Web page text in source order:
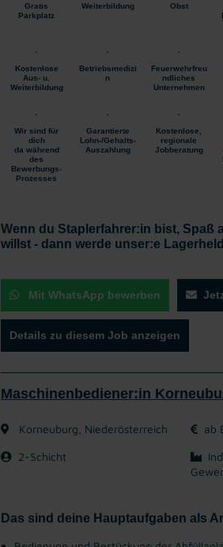
Gratis
Parkplatz
Weiterbildung Obst
Kostenlose
Aus- u.
Weiterbildung
Betriebsmedizi
n
Feuerwehrfreu
ndliches
Unternehmen
Wir sind für
dich
da während
des
Bewerbungs-
Prozesses
Garantierte
Lohn-/Gehalts-
Auszahlung
Kostenlose,
regionale
Jobberatung
Wenn du Staplerfahrer:in bist, Spaß
willst - dann werde unser:e
Mit WhatsApp bewerben
Details zu diesem Job anzeigen
Maschinenbediener:in
Korneuburg, Niederösterreich ab
2-Schicht
Das sind deine Hauptaufgaben als